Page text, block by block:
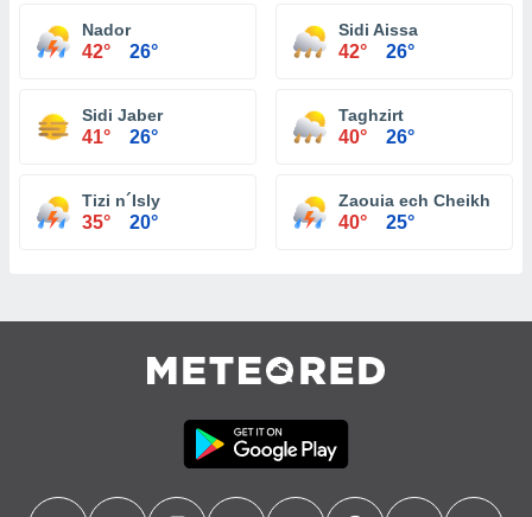
Nador
42° 26°
Sidi Aissa
42° 26°
Sidi Jaber
41° 26°
Taghzirt
40° 26°
Tizi n´Isly
35° 20°
Zaouia ech Cheikh
40° 25°